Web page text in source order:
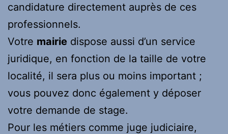
candidature directement auprès de ces
professionnels.
Votre mairie dispose aussi d’un service
juridique, en fonction de la taille de votre
localité, il sera plus ou moins important ;
vous pouvez donc également y déposer
votre demande de stage.
Pour les métiers comme juge judiciaire,